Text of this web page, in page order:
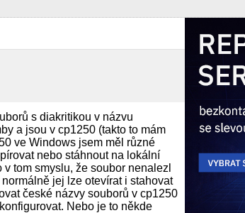
s diakritikou v názvu
a jsou v cp1250 (takto to mám
ve Windows jsem měl různé
nebo stáhnout na lokální
tom smyslu, že soubor nenalezl
jej lze otevírat i stahovat
české názvy souborů v cp1250
Nebo je to někde